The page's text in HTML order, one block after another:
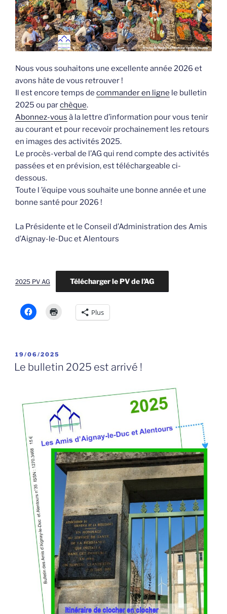
Nous vous souhaitons une excellente année 2026 et
avons hâte de vous retrouver !
Il est encore temps de commander en ligne le bulletin
2025 ou parchèque.
Abonnez-vous à la lettre d’information pour vous tenir
au courant et pour recevoir prochainement les retours
en images des activités 2025.
Le procès-verbal de l’AG qui rend compte des activités
passées et en prévision, est téléchargeable ci-
dessous.
Toute l ’équipe vous souhaite une bonne année et une
bonne santé pour 2026 !
La Présidente et le Conseil d’Administration des Amis
d’Aignay-le-Duc et Alentours
2025 PV AG Télécharger le PV de l’AG
Plus
PUBLIÉ
LE
19/06/2025
Le bulletin 2025 est arrivé !